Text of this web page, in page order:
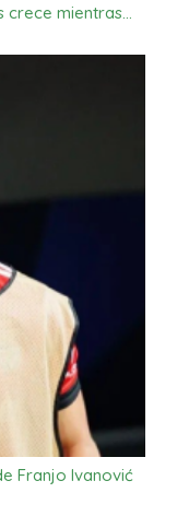
mientras…
Franjo Ivanović